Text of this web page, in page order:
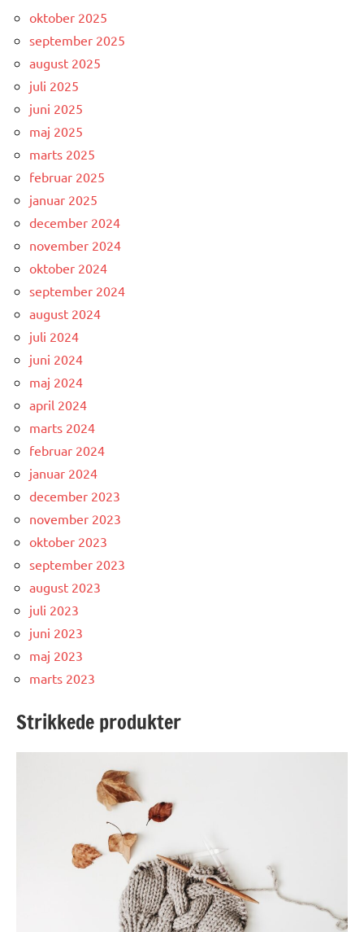
oktober 2025
september 2025
august 2025
juli 2025
juni 2025
maj 2025
marts 2025
februar 2025
januar 2025
december 2024
november 2024
oktober 2024
september 2024
august 2024
juli 2024
juni 2024
maj 2024
april 2024
marts 2024
februar 2024
januar 2024
december 2023
november 2023
oktober 2023
september 2023
august 2023
juli 2023
juni 2023
maj 2023
marts 2023
Strikkede produkter